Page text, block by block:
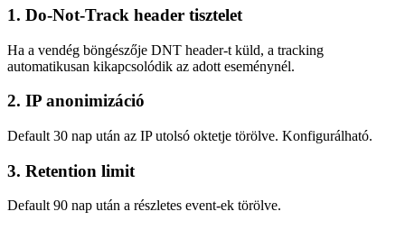
1. Do-Not-Track header tisztelet
Ha a vendég böngészője DNT header-t küld, a tracking
automatikusan kikapcsolódik az adott eseménynél.
2. IP anonimizáció
Default 30 nap után az IP utolsó oktetje törölve. Konfigurálható.
3. Retention limit
Default 90 nap után a részletes event-ek törölve.